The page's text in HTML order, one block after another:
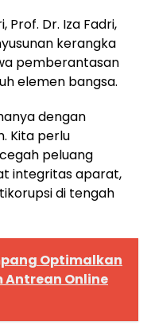
Prof. Dr. Iza Fadri,
kerangka
pemberantasan
elemen bangsa.
dengan
Kita perlu
peluang
integritas aparat,
di tengah
Optimalkan
Antrean Online